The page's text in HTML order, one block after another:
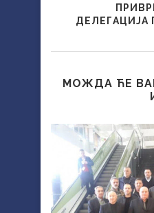
ДЕЛЕГАЦИЈА
МОЖДА ЋЕ